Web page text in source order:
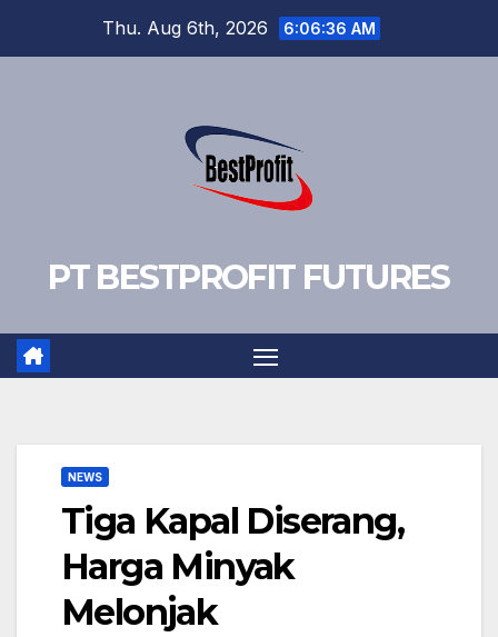
Thu. Aug 6th, 2026 6:06:37 AM
PT BESTPROFIT FUTURES
NEWS
Tiga Kapal Diserang,
Harga Minyak
Melonjak